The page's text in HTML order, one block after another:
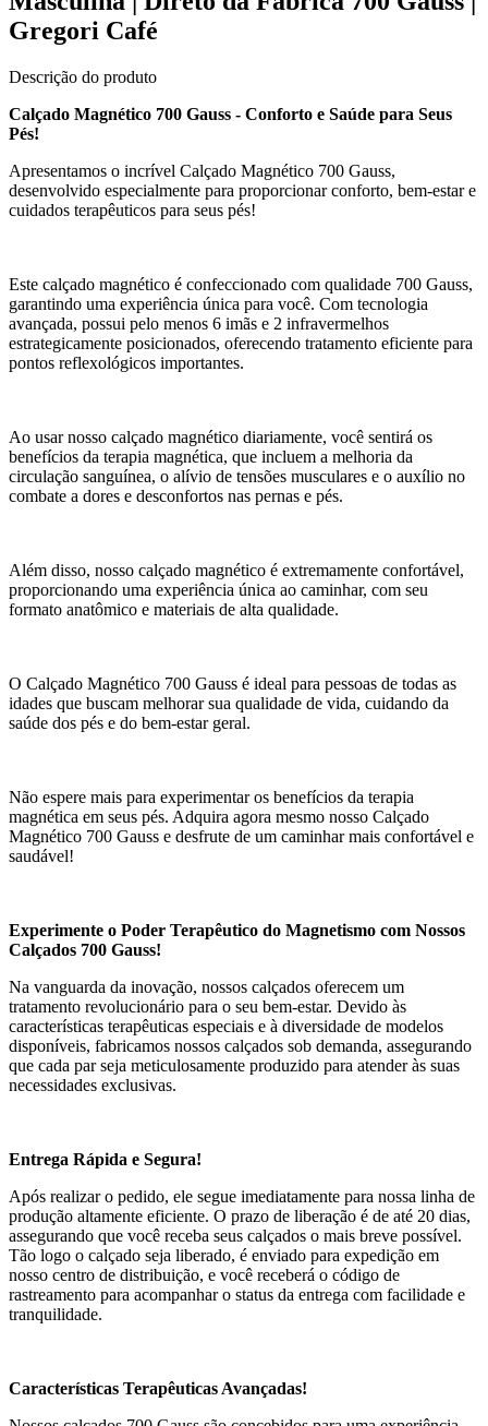
Gregori Café
Descrição do produto
Calçado Magnético 700 Gauss - Conforto e Saúde para Seus
Pés!
Apresentamos o incrível Calçado Magnético 700 Gauss,
desenvolvido especialmente para proporcionar conforto, bem-estar e
cuidados terapêuticos para seus pés!
Este calçado magnético é confeccionado com qualidade 700 Gauss,
garantindo uma experiência única para você. Com tecnologia
avançada, possui pelo menos 6 imãs e 2 infravermelhos
estrategicamente posicionados, oferecendo tratamento eficiente para
pontos reflexológicos importantes.
Ao usar nosso calçado magnético diariamente, você sentirá os
benefícios da terapia magnética, que incluem a melhoria da
circulação sanguínea, o alívio de tensões musculares e o auxílio no
combate a dores e desconfortos nas pernas e pés.
Além disso, nosso calçado magnético é extremamente confortável,
proporcionando uma experiência única ao caminhar, com seu
formato anatômico e materiais de alta qualidade.
O Calçado Magnético 700 Gauss é ideal para pessoas de todas as
idades que buscam melhorar sua qualidade de vida, cuidando da
saúde dos pés e do bem-estar geral.
Não espere mais para experimentar os benefícios da terapia
magnética em seus pés. Adquira agora mesmo nosso Calçado
Magnético 700 Gauss e desfrute de um caminhar mais confortável e
saudável!
Experimente o Poder Terapêutico do Magnetismo com Nossos
Calçados 700 Gauss!
Na vanguarda da inovação, nossos calçados oferecem um
tratamento revolucionário para o seu bem-estar. Devido às
características terapêuticas especiais e à diversidade de modelos
disponíveis, fabricamos nossos calçados sob demanda, assegurando
que cada par seja meticulosamente produzido para atender às suas
necessidades exclusivas.
Entrega Rápida e Segura!
Após realizar o pedido, ele segue imediatamente para nossa linha de
produção altamente eficiente. O prazo de liberação é de até 20 dias,
assegurando que você receba seus calçados o mais breve possível.
Tão logo o calçado seja liberado, é enviado para expedição em
nosso centro de distribuição, e você receberá o código de
rastreamento para acompanhar o status da entrega com facilidade e
tranquilidade.
Características Terapêuticas Avançadas!